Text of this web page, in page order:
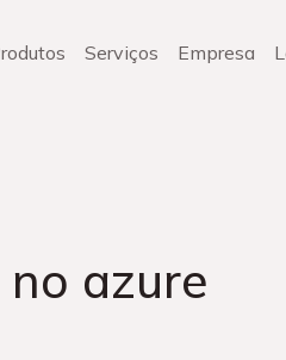
Serviços Empresa
azure